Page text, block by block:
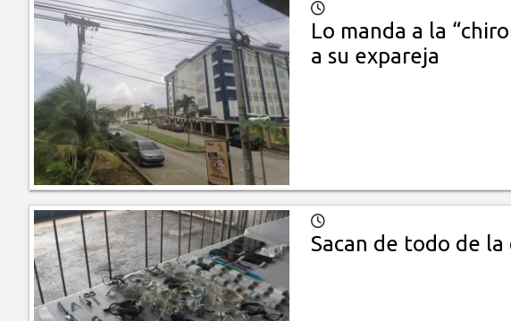
Lo manda a la
a su expareja
Sacan de todo de la